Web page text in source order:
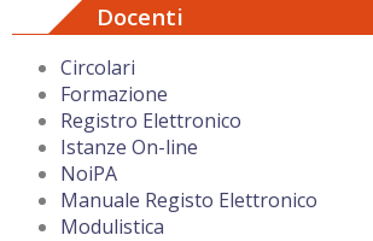
Docenti
Circolari
Formazione
Registro Elettronico
Istanze On-line
NoiPA
Manuale Registo Elettronico
Modulistica